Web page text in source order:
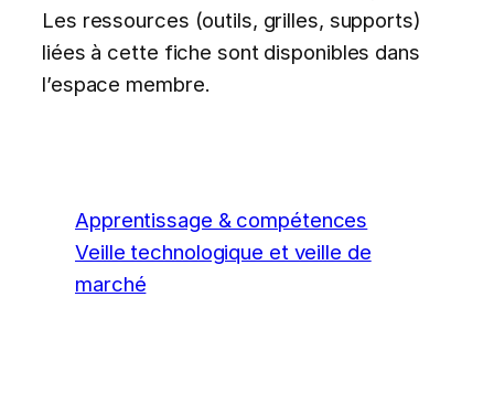
Les ressources (outils, grilles, supports)
liées à cette fiche sont disponibles dans
l’espace membre.
Apprentissage & compétences
Veille technologique et veille de
marché